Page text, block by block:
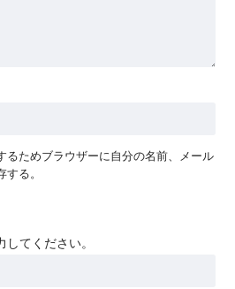
るためブラウザーに自分の名前、メール
る。
てください。